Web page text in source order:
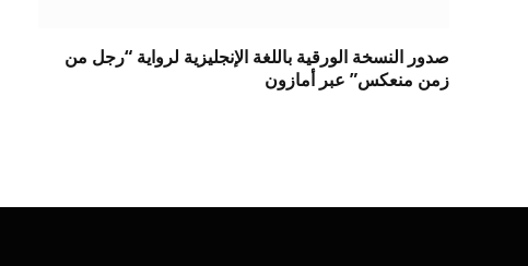
صدور النسخة الورقية باللغة الإنجليزية لرواية “رجل من
زمن منعكس” عبر أمازون